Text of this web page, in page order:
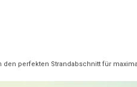
den perfekten Strandabschnitt für